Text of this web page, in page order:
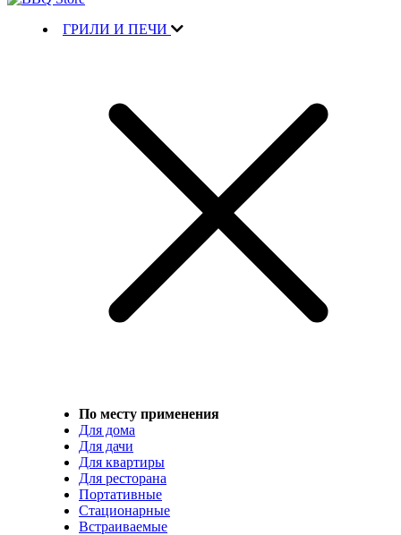
ГРИЛИ И ПЕЧИ
По месту применения
Для дома
Для дачи
Для квартиры
Для ресторана
Портативные
Стационарные
Встраиваемые